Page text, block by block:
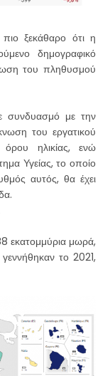
ξεκάθαρο ότι η
δημογραφικό
του πληθυσμού
συνδυασμό με την
του εργατικού
ηλικίας, ενώ
Υγείας, το οποίο
αυτός, θα έχει
εκατομμύρια μωρά,
το 2021,